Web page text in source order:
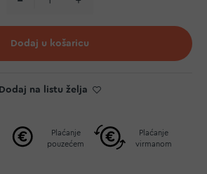
Dodaj u košaricu
Dodaj na listu želja
Plaćanje
pouzećem
Plaćanje
virmanom